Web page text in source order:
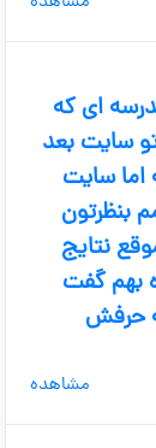
ای که
سایت بعد
اما سایت
بنظرتون
نتایج
بهم گفت
حرفش
مشاهده